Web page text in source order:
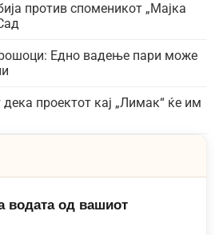
против споменикот „Мајка
Едно вадење пари може
проектот кај „Лимак“ ќе им
водата од вашиот